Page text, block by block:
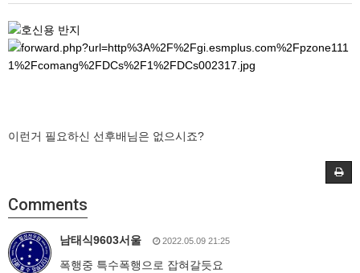
이런거 필요하신 선후배님은 없으시죠?
Comments
남태식9603서울 2022.05.09 21:25
폭행중 특수폭행으로 잡혀갈듯요